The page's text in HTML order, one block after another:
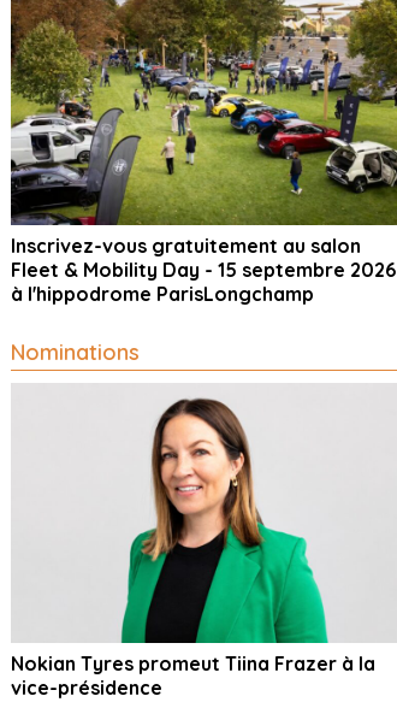
Inscrivez-vous gratuitement au salon
Fleet & Mobility Day - 15 septembre 2026
à l'hippodrome ParisLongchamp
Nominations
Nokian Tyres promeut Tiina Frazer à la
vice-présidence